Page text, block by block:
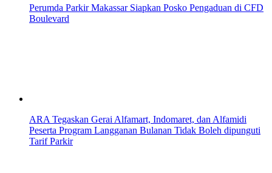
Perumda Parkir Makassar Siapkan Posko Pengaduan di CFD
Boulevard
ARA Tegaskan Gerai Alfamart, Indomaret, dan Alfamidi
Peserta Program Langganan Bulanan Tidak Boleh dipunguti
Tarif Parkir